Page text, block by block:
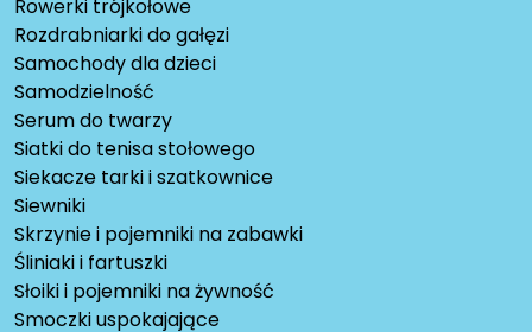
Rowerki trójkołowe
Rozdrabniarki do gałęzi
Samochody dla dzieci
Samodzielność
Serum do twarzy
Siatki do tenisa stołowego
Siekacze tarki i szatkownice
Siewniki
Skrzynie i pojemniki na zabawki
Śliniaki i fartuszki
Słoiki i pojemniki na żywność
Smoczki uspokajające